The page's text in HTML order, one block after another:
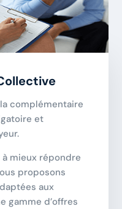
complémentaire
et
mieux répondre
proposons
aux
gamme d’offres